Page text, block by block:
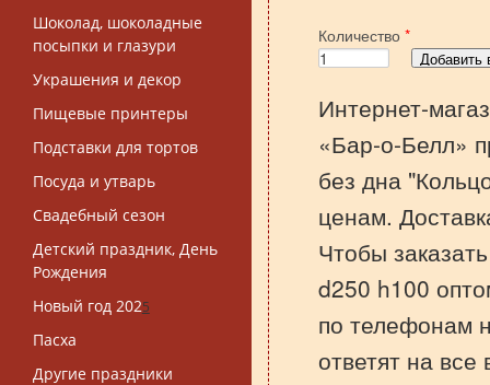
Шоколад, шоколадные
посыпки и глазури
Украшения и декор
Пищевые принтеры
Подставки для тортов
Посуда и утварь
Свадебный сезон
Детский праздник, День
Рождения
Новый год 2025
Пасха
Другие праздники
Количество *
Интернет-
«Бар-о-Белл»
без дна
ценам.
Чтобы
d250 h100
по телефонам
ответят на все